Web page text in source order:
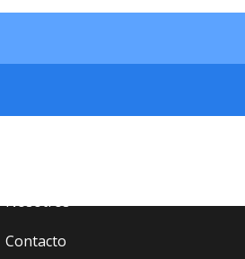
Inicio
Nosotros
Contacto